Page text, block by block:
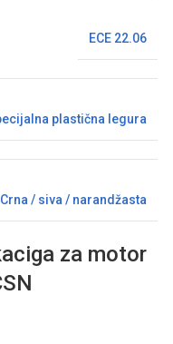
ECE 22.06
plastična legura
Crna / siva / narandžasta
za motor